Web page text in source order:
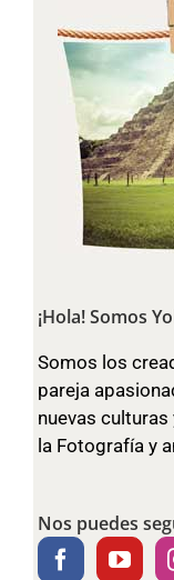
¡Hola! Somos
Somos los
pareja
nuevas
la Fotografía y
Nos puedes